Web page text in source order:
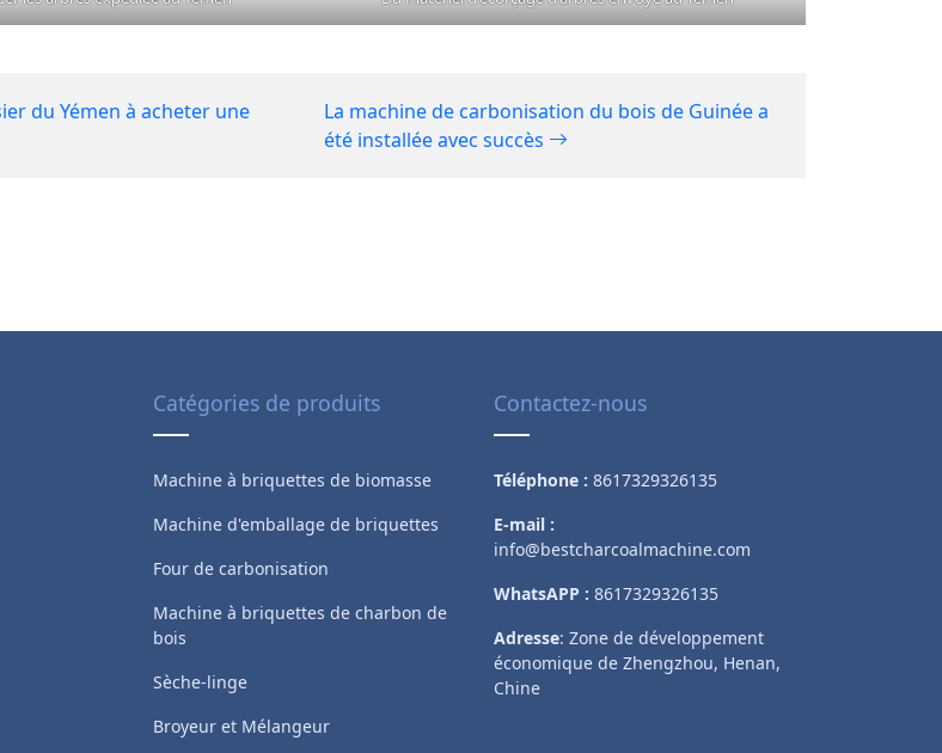
du Yémen à acheter une
La machine de carbonisation du bois de Guinée a
été installée avec succès
Catégories de produits
Machine à briquettes de biomasse
Machine d'emballage de briquettes
Four de carbonisation
Machine à briquettes de charbon de
bois
Sèche-linge
Broyeur et Mélangeur
Contactez-nous
Téléphone : 8617329326135
E-mail :
info@bestcharcoalmachine.com
WhatsAPP : 8617329326135
Adresse: Zone de développement
économique de Zhengzhou, Henan,
Chine